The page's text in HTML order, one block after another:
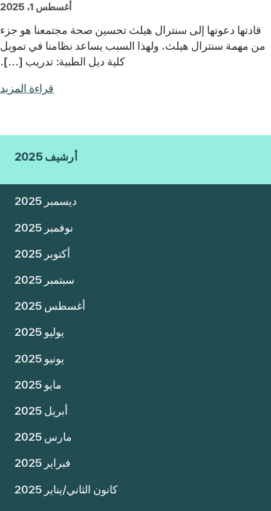
أغسطس 1، 2025
قادتها دعوتها إلى سنترال هيلث تحسين صحة مجتمعنا هو جزء
من مهمة سنترال هيلث. ولهذا السبب يساعد نظامنا في تمويل
كلية ديل الطبية: تدريب [...].
قراءة المزيد
أرشيف 2025
ديسمبر 2025
نوفمبر 2025
أكتوبر 2025
سبتمبر 2025
أغسطس 2025
يوليو 2025
يونيو 2025
مايو 2025
أبريل 2025
مارس 2025
فبراير 2025
كانون الثاني/يناير 2025